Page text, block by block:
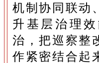
机制协同联动
升基层治理
治，把巡察整
作紧密结合起